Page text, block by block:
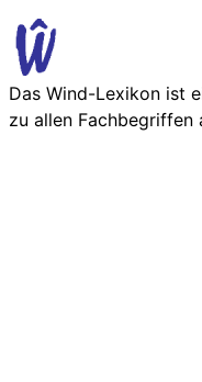
Das Wind-Lexikon ist
zu allen Fachbegriffen